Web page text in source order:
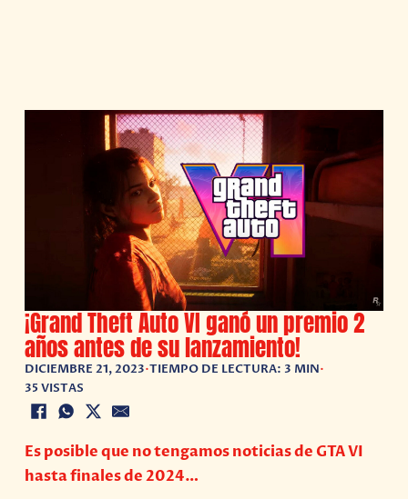
¡Grand Theft Auto VI ganó un premio 2
años antes de su lanzamiento!
DICIEMBRE 21, 2023•TIEMPO DE LECTURA: 3 MIN•
35 VISTAS
Es posible que no tengamos noticias de GTA VI
hasta finales de 2024…